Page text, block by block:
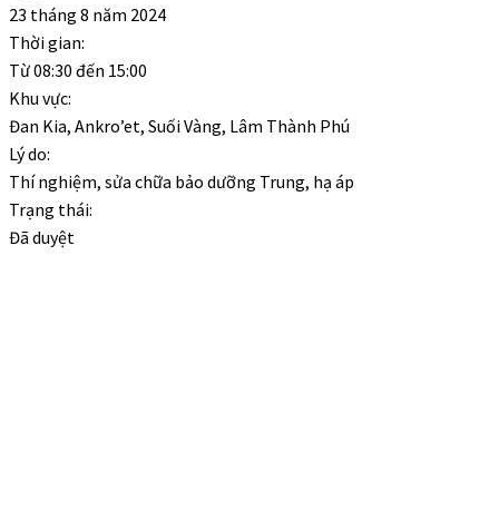
23 tháng 8 năm 2024
Thời gian:
Từ08:30 đến 15:00
Khu vực:
Đan Kia, Ankro’et, Suối Vàng, Lâm Thành Phú
Lý do:
Thí nghiệm, sửa chữa bảo dưỡng Trung, hạ áp
Trạng thái:
Đã duyệt